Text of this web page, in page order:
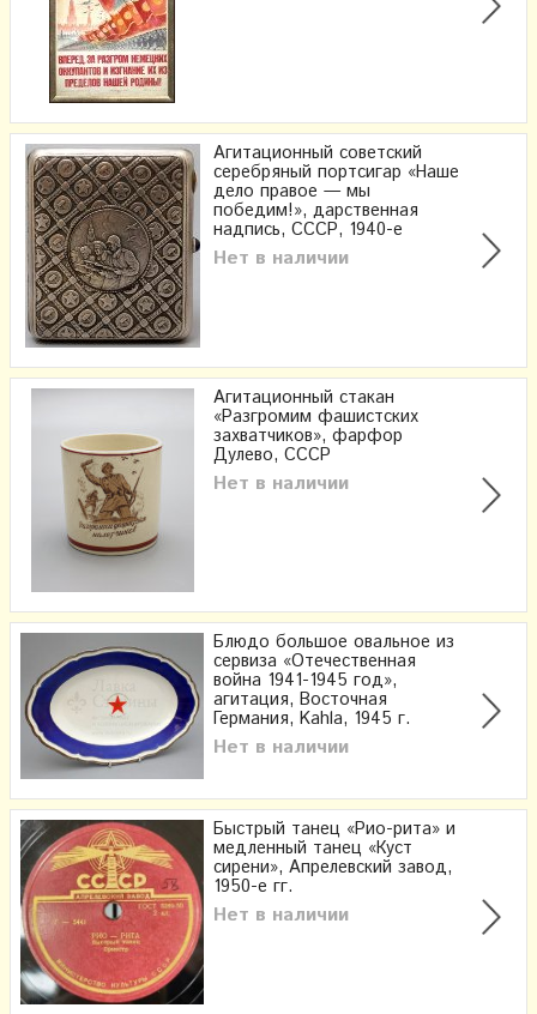
Агитационный советский
серебряный портсигар «Наше
дело правое — мы
победим!», дарственная
надпись, СССР, 1940-е
Нет в наличии
Агитационный стакан
«Разгромим фашистских
захватчиков», фарфор
Дулево, СССР
Нет в наличии
Блюдо большое овальное из
сервиза «Отечественная
война 1941-1945 год»,
агитация, Восточная
Германия, Kahla, 1945 г.
Нет в наличии
Быстрый танец «Рио-рита» и
медленный танец «Куст
сирени», Апрелевский завод,
1950-е гг.
Нет в наличии